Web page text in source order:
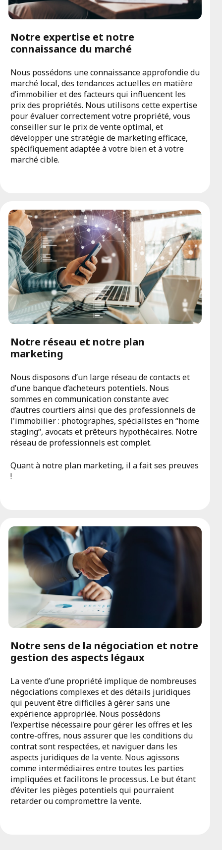
Notre expertise et notre
connaissance du marché
Nous possédons une connaissance approfondie du
marché local, des tendances actuelles en matière
d’immobilier et des facteurs qui influencent les
prix des propriétés. Nous utilisons cette expertise
pour évaluer correctement votre propriété, vous
conseiller sur le prix de vente optimal, et
développer une stratégie de marketing efficace,
spécifiquement adaptée à votre bien et à votre
marché cible.
Notre réseau et notre plan
marketing
Nous disposons d’un large réseau de contacts et
d’une banque d’acheteurs potentiels. Nous
sommes en communication constante avec
d’autres courtiers ainsi que des professionnels de
l'immobilier : photographes, spécialistes en “home
staging“, avocats et prêteurs hypothécaires. Notre
réseau de professionnels est complet.
Quant à notre plan marketing, il a fait ses preuves
!
Notre sens de la négociation et notre
gestion des aspects légaux
La vente d’une propriété implique de nombreuses
négociations complexes et des détails juridiques
qui peuvent être difficiles à gérer sans une
expérience appropriée. Nous possédons
l’expertise nécessaire pour gérer les offres et les
contre-offres, nous assurer que les conditions du
contrat sont respectées, et naviguer dans les
aspects juridiques de la vente. Nous agissons
comme intermédiaires entre toutes les parties
impliquées et facilitons le processus. Le but étant
d’éviter les pièges potentiels qui pourraient
retarder ou compromettre la vente.